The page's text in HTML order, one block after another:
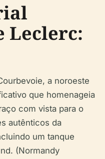
Leclerc:
a noroeste
que homenageia
com vista para o
autênticos da
um tanque
(Normandy